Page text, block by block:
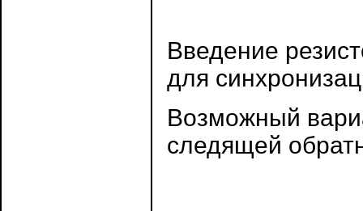
Введение
для
Возможный
следящей